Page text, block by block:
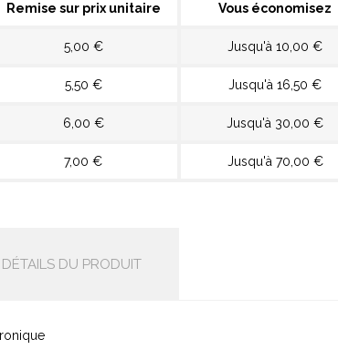
Remise sur prix unitaire Vous économisez
5,00 € Jusqu'à 10,00 €
5,50 € Jusqu'à 16,50 €
6,00 € Jusqu'à 30,00 €
7,00 € Jusqu'à 70,00 €
DÉTAILS DU PRODUIT